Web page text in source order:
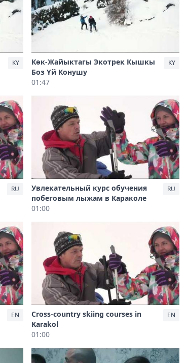
KY
Көк-Жайыктагы Экотрек Кышкы
Боз Үй Конушу
01:47
KY
RU
Увлекательный курс обучения
побеговым лыжам в Караколе
01:00
RU
EN
Cross-country skiing courses in
Karakol
01:00
EN